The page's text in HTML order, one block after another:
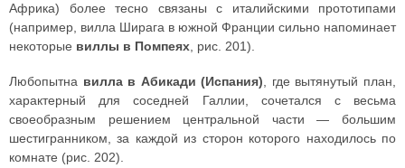
Африка) более тесно связаны с италийскими прототипами
(например, вилла Ширага в южной Франции сильно напоминает
некоторые виллы в Помпеях , рис. 201).
Любопытна вилла в Абикади (Испания) , где вытянутый план,
характерный для соседней Галлии, сочетался с весьма
своеобразным решением центральной части — большим
шестигранником, за каждой из сторон которого находилось по
комнате (рис. 202).